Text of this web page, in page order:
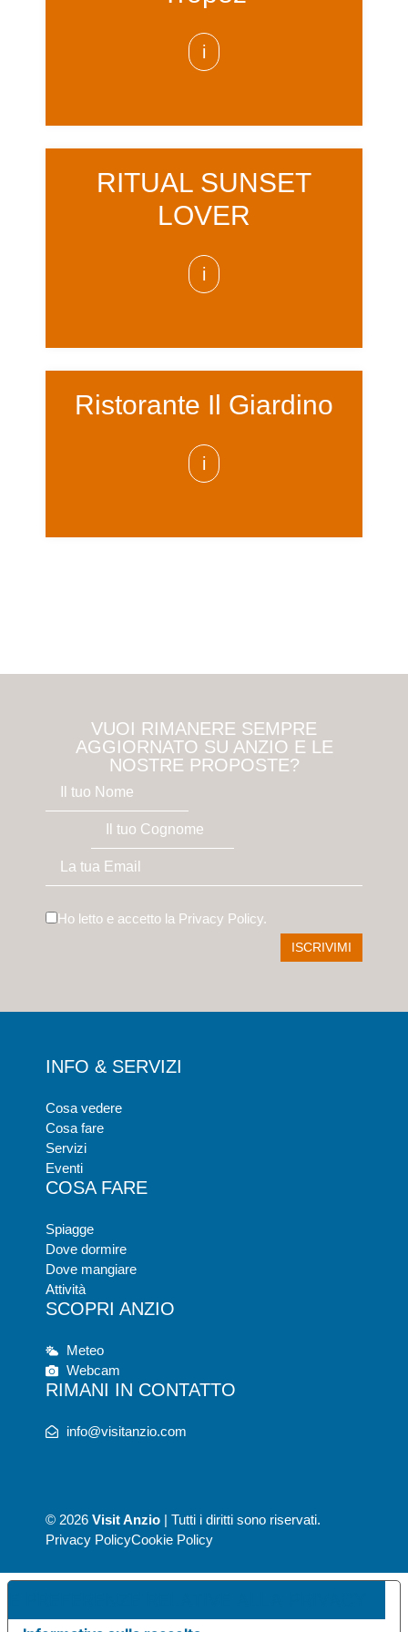
i
RITUAL SUNSET
LOVER
i
Ristorante Il Giardino
i
VUOI RIMANERE SEMPRE
AGGIORNATO SU ANZIO E LE
NOSTRE PROPOSTE?
Ho letto e accetto la Privacy Policy.
INFO & SERVIZI
Cosa vedere
Cosa fare
Servizi
Eventi
COSA FARE
Spiagge
Dove dormire
Dove mangiare
Attività
SCOPRI ANZIO
Meteo
Webcam
RIMANI IN CONTATTO
info@visitanzio.com
© 2026 Visit Anzio | Tutti i diritti sono riservati.
Privacy PolicyCookie Policy